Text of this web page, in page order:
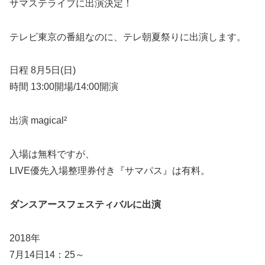
サマステライブに出演決定！
テレビ東京の番組なのに、テレ朝夏祭りに出演します。
日程 8月5日(日)
時間 13:00開場/14:00開演
出演 magical²
入場は無料ですが、
LIVE優先入場整理券付き『サマパス』は有料。
ダンスアースフェスティバルに出演
2018年
7月14日14：25～